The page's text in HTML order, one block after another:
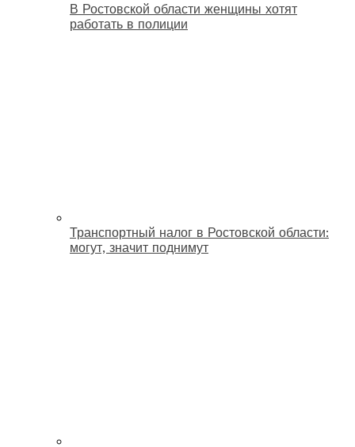
В Ростовской области женщины хотят
работать в полиции
Транспортный налог в Ростовской области:
могут, значит поднимут